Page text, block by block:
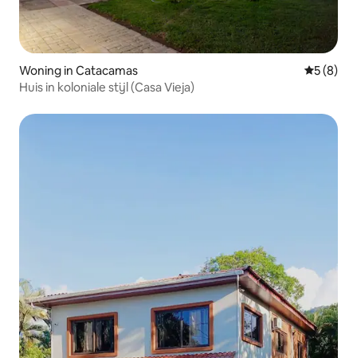
Woning in Catacamas
5 (8)
Huis in koloniale stijl (Casa Vieja)